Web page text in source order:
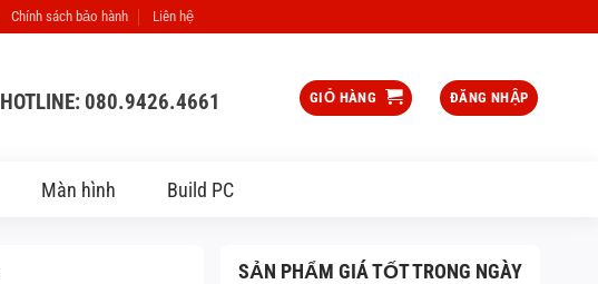
Chính sách bảo hành Liên hệ
HOTLINE: 080.9426.4661 GIỎ HÀNG ĐĂNG NHẬP
Màn hình Build PC
SẢN PHẨM GIÁ TỐT TRONG NGÀY